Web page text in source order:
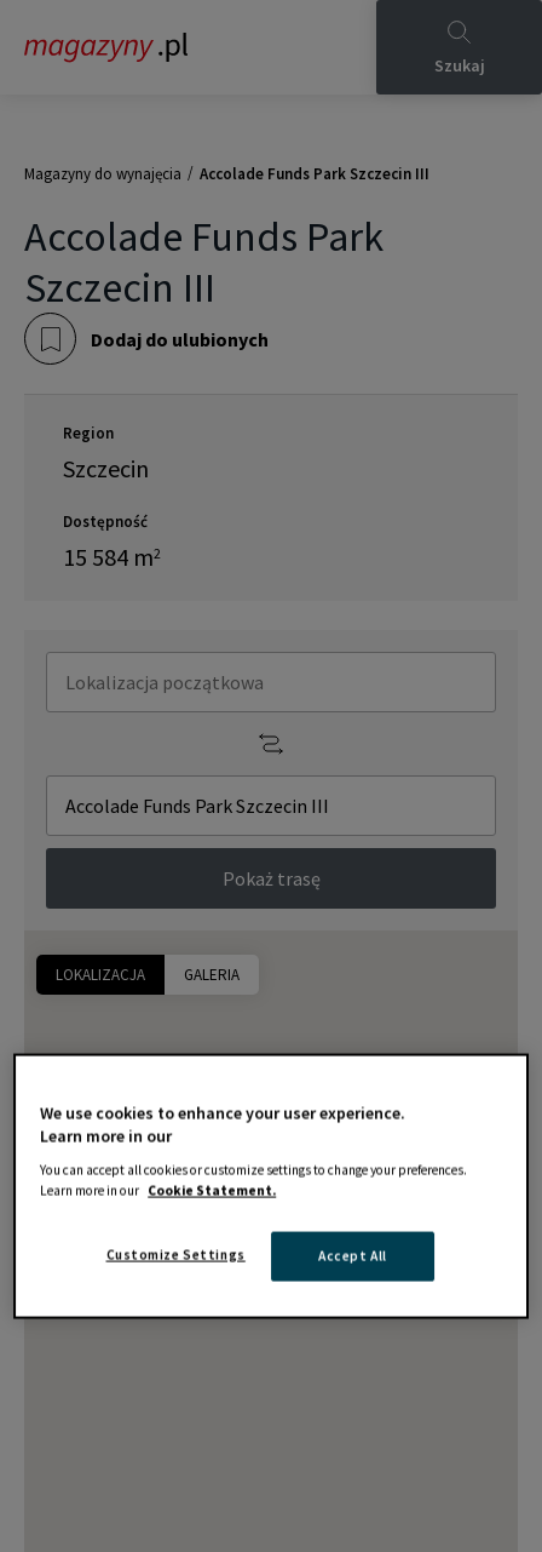
Szukaj
Magazyny do wynajęcia / Accolade Funds Park Szczecin III
Accolade Funds Park
Szczecin III
Dodaj do ulubionych
Region
Szczecin
Dostępność
15 584 m2
LOKALIZACJA GALERIA
Pokaż trasę
We use cookies to enhance your user experience.
Learn more in our
You can accept all cookies or customize settings to change your preferences.
Learn more in our Cookie Statement.
Accept All
Customize Settings